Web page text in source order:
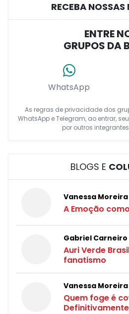
RECEBA
ENTRE
GRUPOS DA
WhatsApp
As regras de privacidade dos
WhatsApp e Telegram, ao entrar,
por outros
BLOGS E
Vanessa Moreira
A Emoção
Gabriel Carneiro
Auri Verde
fanatismo
Vanessa Moreira
Quem foge é